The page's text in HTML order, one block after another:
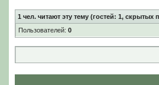
1 чел. читают эту тему (гостей: 1, скрытых
Пользователей: 0